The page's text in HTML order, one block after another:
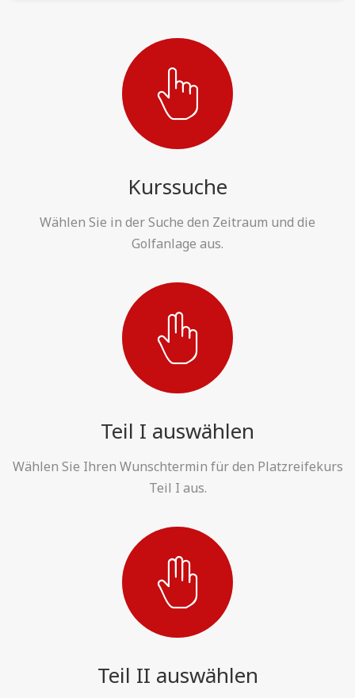
Kurssuche
Wählen Sie in der Suche den Zeitraum und die
Golfanlage aus.
Teil I auswählen
Wählen Sie Ihren Wunschtermin für den Platzreifekurs
Teil I aus.
Teil II auswählen